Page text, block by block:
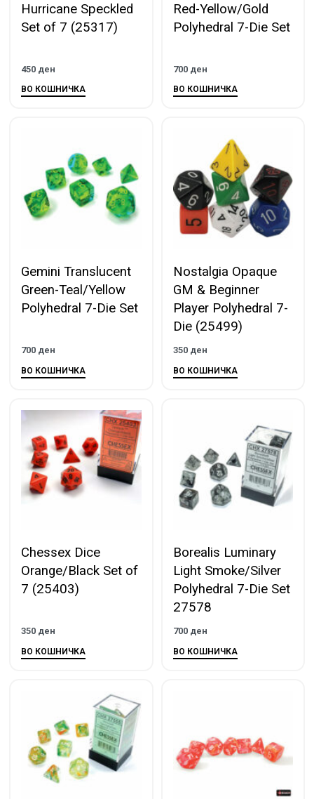
Hurricane Speckled
Set of 7 (25317)
450 ден
ВО КОШНИЧКА
Red-Yellow/Gold
Polyhedral 7-Die Set
700 ден
ВО КОШНИЧКА
Gemini Translucent
Green-Teal/Yellow
Polyhedral 7-Die Set
700 ден
ВО КОШНИЧКА
Nostalgia Opaque
GM & Beginner
Player Polyhedral 7-
Die (25499)
350 ден
ВО КОШНИЧКА
Chessex Dice
Orange/Black Set of
7 (25403)
350 ден
ВО КОШНИЧКА
Borealis Luminary
Light Smoke/Silver
Polyhedral 7-Die Set
27578
700 ден
ВО КОШНИЧКА